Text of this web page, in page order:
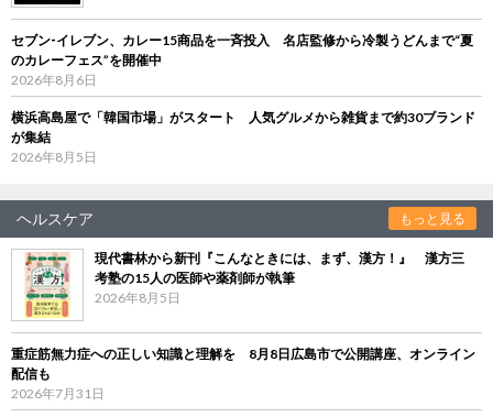
セブン‐イレブン、カレー15商品を一斉投入 名店監修から冷製うどんまで“夏
のカレーフェス”を開催中
2026年8月6日
横浜高島屋で「韓国市場」がスタート 人気グルメから雑貨まで約30ブランド
が集結
2026年8月5日
ヘルスケア もっと見る
現代書林から新刊『こんなときには、まず、漢方！』 漢方三
考塾の15人の医師や薬剤師が執筆
2026年8月5日
重症筋無力症への正しい知識と理解を 8月8日広島市で公開講座、オンライン
配信も
2026年7月31日